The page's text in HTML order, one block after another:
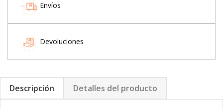
Envíos
Devoluciones
Descripción Detalles del producto